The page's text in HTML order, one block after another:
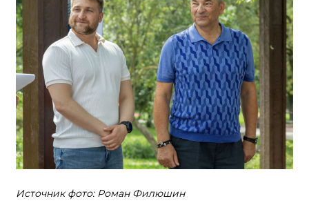
Источник фото: Роман Филюшин